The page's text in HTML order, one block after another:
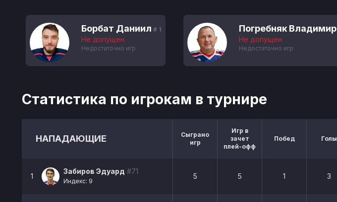
Борбат Даниил # 1
Не допущен
Недостаточно игр
Погребняк Владимир
Не допущен
Недостаточно игр
Статистика по игрокам в турнире
НАПАДАЮЩИЕ
Сыграно
игр
Игр в
зачет
плей-офф
Побед Голы
1
Забиров Эдуард #71
Индекс: 9
5 5 1 3